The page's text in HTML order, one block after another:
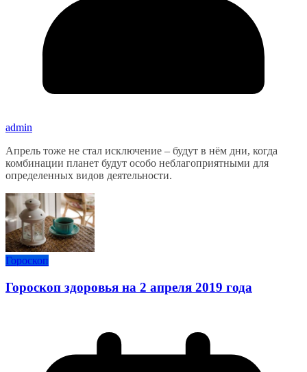
admin
Апрель тоже не стал исключение – будут в нём дни, когда
комбинации планет будут особо неблагоприятными для
определенных видов деятельности.
Гороскоп
Гороскоп здоровья на 2 апреля 2019 года